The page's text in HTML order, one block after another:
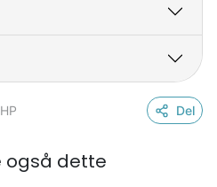
Del
også dette